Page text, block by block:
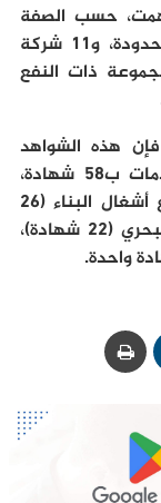
همت، حسب الصفة
القانونية، 141 شركة ذات المسؤولية المحدودة، و11 شركة
ذات النفع
هذه الشواهد
شملت حسب الأولوية كلا من قطاع الخدمات ب58 شهادة،
متبوعا بقطاع التجارة (37 شهادة)، وقطاع أشغال البناء (26
شهادة)، وقطاع الفلاحة والرعي والصيد البحري (22 شهادة)،